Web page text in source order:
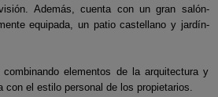
Además, cuenta con un gran salón-
equipada, un patio castellano y jardín-
elementos de la arquitectura y
con el estilo personal de los propietarios.